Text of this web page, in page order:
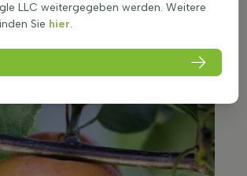
LLC weitergegeben werden. Weitere
Sie hier.